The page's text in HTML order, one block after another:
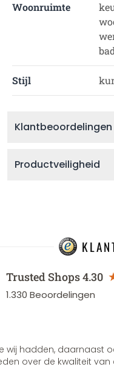
Woonruimte
Stijl
Klantbeoordelingen
Productveiligheid
Trusted Shops4.30
1.330 Beoordelingen
wij hadden, daarnaast
over de kwaliteit van